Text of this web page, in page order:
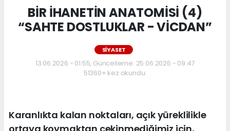
BİR İHANETİN ANATOMİSİ (4)
“SAHTE DOSTLUKLAR - VİCDAN”
SİYASET
13.06.2026 - 01:55, Güncelleme: 25.06.2026 - 09:47
51360+ kez okundu.
Karanlıkta kalan noktaları, açık yüreklilikle